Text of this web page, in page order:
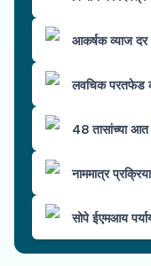
आकर्षक व्याज दर
लवचिक परतफेड
48 तासांच्या आत
नाममात्र
सोपे ईएमआय